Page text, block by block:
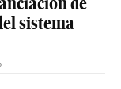
sistema